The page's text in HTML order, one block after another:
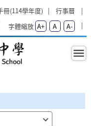
冊(114學年度)
行事曆
字體縮放 A+ A A-
高級中學